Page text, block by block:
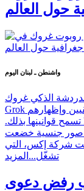
حول العالم
واشنطن ـ لبنان اليوم
الذكي غروك
Grok لن يستطيع بعد الآن تحرير صور لأشخاص حقيقيين وإظهارهم
قوانينها بذلك.
صور جنسية خضعت
شركة إكس، التي
تشغّل... المزيد
رفض دعوى